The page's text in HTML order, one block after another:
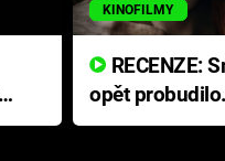
KINOFILMY
opět
přichází s